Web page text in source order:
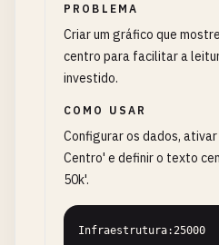
PROBLEMA
Criar um gráfico que
centro para facilitar a
investido.
COMO USAR
Configurar os dados,
Centro' e definir o texto
50k'.
Infraestrutura:25000